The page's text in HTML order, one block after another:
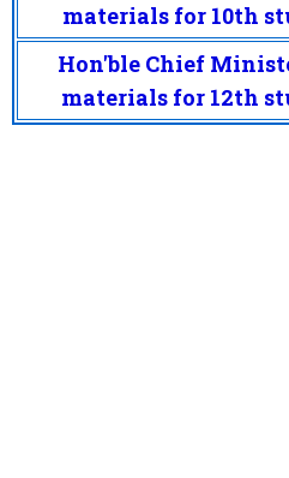
materials for 10th
Hon'ble Chief
materials for 12th